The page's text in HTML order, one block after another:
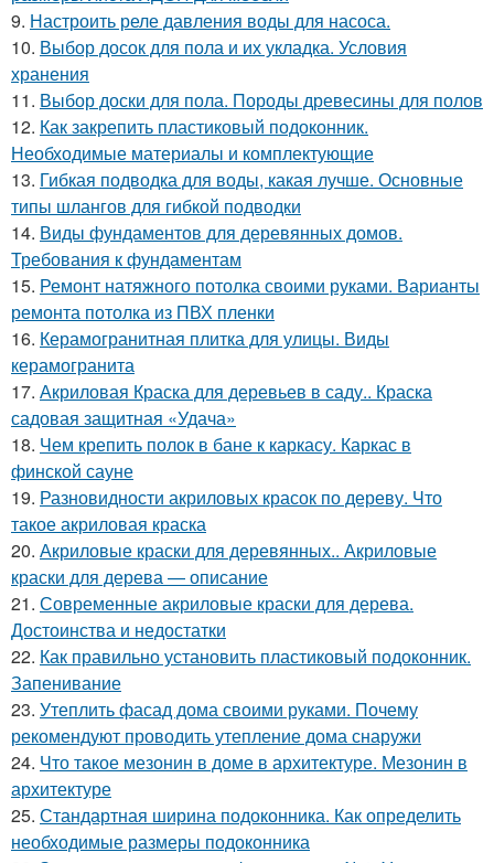
9. Настроить реле давления воды для насоса.
10. Выбор досок для пола и их укладка. Условия
хранения
11. Выбор доски для пола. Породы древесины для полов
12. Как закрепить пластиковый подоконник.
Необходимые материалы и комплектующие
13. Гибкая подводка для воды, какая лучше. Основные
типы шлангов для гибкой подводки
14. Виды фундаментов для деревянных домов.
Требования к фундаментам
15. Ремонт натяжного потолка своими руками. Варианты
ремонта потолка из ПВХ пленки
16. Керамогранитная плитка для улицы. Виды
керамогранита
17. Акриловая Краска для деревьев в саду.. Краска
садовая защитная «Удача»
18. Чем крепить полок в бане к каркасу. Каркас в
финской сауне
19. Разновидности акриловых красок по дереву. Что
такое акриловая краска
20. Акриловые краски для деревянных.. Акриловые
краски для дерева — описание
21. Современные акриловые краски для дерева.
Достоинства и недостатки
22. Как правильно установить пластиковый подоконник.
Запенивание
23. Утеплить фасад дома своими руками. Почему
рекомендуют проводить утепление дома снаружи
24. Что такое мезонин в доме в архитектуре. Мезонин в
архитектуре
25. Стандартная ширина подоконника. Как определить
необходимые размеры подоконника